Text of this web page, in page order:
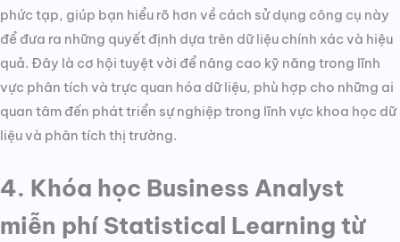
phức tạp, giúp bạn hiểu rõ hơn về cách sử dụng công cụ này
để đưa ra những quyết định dựa trên dữ liệu chính xác và hiệu
quả. Đây là cơ hội tuyệt vời để nâng cao kỹ năng trong lĩnh
vực phân tích và trực quan hóa dữ liệu, phù hợp cho những ai
quan tâm đến phát triển sự nghiệp trong lĩnh vực khoa học dữ
liệu và phân tích thị trường.
4. Khóa học Business Analyst
miễn phí Statistical Learning từ